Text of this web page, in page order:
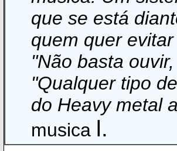
que se está
quem quer
"Não basta
"Qualquer tipo
do Heavy metal
musica l.